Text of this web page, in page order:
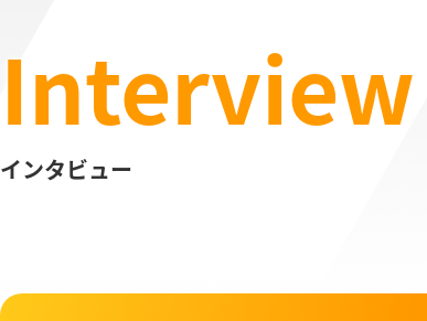
Interview
インタビュー